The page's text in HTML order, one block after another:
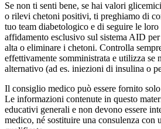
Se non ti senti bene, se hai valori
o rilevi chetoni positivi, ti preghiamo di
tuo team diabetologico e di seguire le
affidamento esclusivo sul sistema AID
alta o eliminare i chetoni. Controlla
effettivamente somministrata e utilizza se
alternativo (ad es. iniezioni di insulina o
Il consiglio medico può essere fornito
Le informazioni contenute in questo
educativi generali e non devono essere
medico, né sostituire una consulenza con